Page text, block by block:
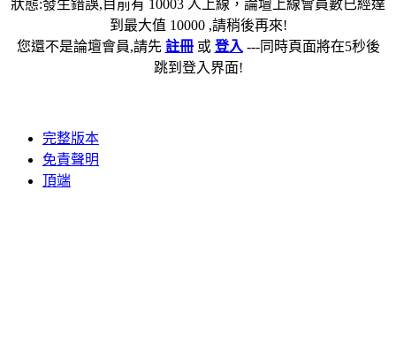
狀態:發生錯誤,目前有 10003 人上線，論壇上線會員數已經達
到最大值 10000 ,請稍後再來!
您還不是論壇會員,請先 註冊或 登入 ---同時頁面將在5秒後
跳到登入界面!
完整版本
免責聲明
頂端